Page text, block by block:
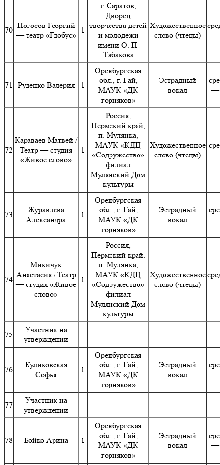
70
Погосов Георгий
— театр «Глобус»
1
г. Саратов,
Дворец
творчества детей
и молодежи
имени О. П.
Табакова
Художественное
слово (чтецы)
71 Руденко Валерия 1
Оренбургская
обл., г. Гай,
МАУК «ДК
горняков»
Эстрадный
вокал
—
72
Караваев Матвей /
Театр — студия
«Живое слово»
1
Россия,
Пермский край,
п. Мулянка,
МАУК «КДЦ
«Содружество»
филиал
Мулянский Дом
культуры
Художественное
слово (чтецы)
—
73
Журавлева
Александра
1
Оренбургская
обл., г. Гай,
МАУК «ДК
горняков»
Эстрадный
вокал
—
74
Микичук
Анастасия / Театр
— студия «Живое
слово»
1
Россия,
Пермский край,
п. Мулянка,
МАУК «КДЦ
«Содружество»
филиал
Мулянский Дом
культуры
Художественное
слово (чтецы)
75
Участник на
утверждении
— —
76
Куликовская
Софья
1
Оренбургская
обл., г. Гай,
МАУК «ДК
горняков»
Эстрадный
вокал
—
77
Участник на
утверждении
78 Бойко Арина 1
Оренбургская
обл., г. Гай,
МАУК «ДК
горняков»
Эстрадный
вокал
—